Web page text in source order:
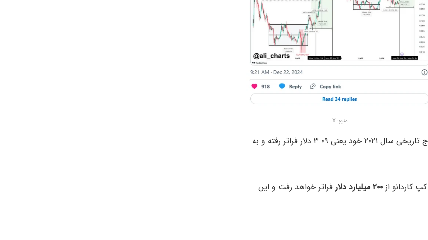
منبع: X
بر اساس این الگو، مارتینز معتقد است که ADA می‌تواند از اوج تاریخی سال ۲۰۲۱ خود یعنی ۳.۰۹ دلار فراتر رفته و به
فراتر خواهد رفت و این